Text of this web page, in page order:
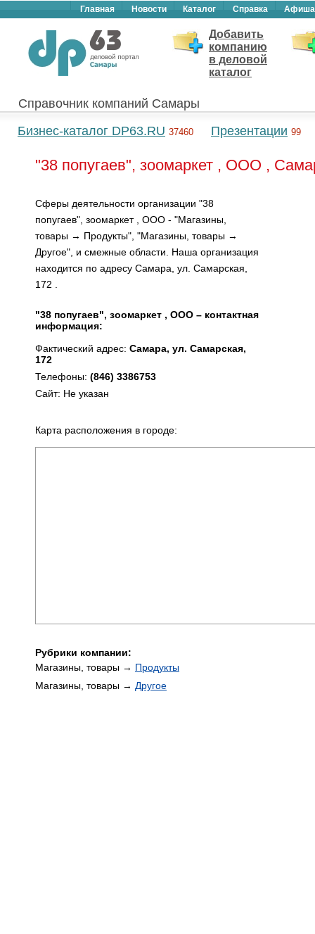
Главная Новости Каталог Справка Афиша
Добавить
компанию
в деловой
каталог
Справочник компаний Самары
Бизнес-каталог DP63.RU 37460 Презентации 99
"38 попугаев", зоомаркет , ООО ,
Сферы деятельности организации "38
попугаев", зоомаркет , ООО - "Магазины,
товары → Продукты", "Магазины, товары →
Другое", и смежные области. Наша организация
находится по адресу Самара, ул. Самарская,
172 .
"38 попугаев", зоомаркет , ООО – контактная
информация:
Фактический адрес: Самара, ул. Самарская,
172
Телефоны: (846) 3386753
Сайт: Не указан
Карта расположения в городе:
Рубрики компании:
Магазины, товары → Продукты
Магазины, товары → Другое